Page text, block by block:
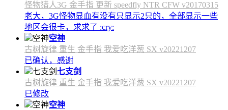
怪物猎人3G 金手指 更新 speedfly NTR CFW v20170315
老大，3G怪物显血有没有只显示2只的，全部显示一些
地区会很卡，求求了 :cry:
空神
古树旋律 重生 金手指 我爱吃洋葱 SX v20221207
已确认，感谢
七支剑
古树旋律 重生 金手指 我爱吃洋葱 SX v20221207
已修改
空神